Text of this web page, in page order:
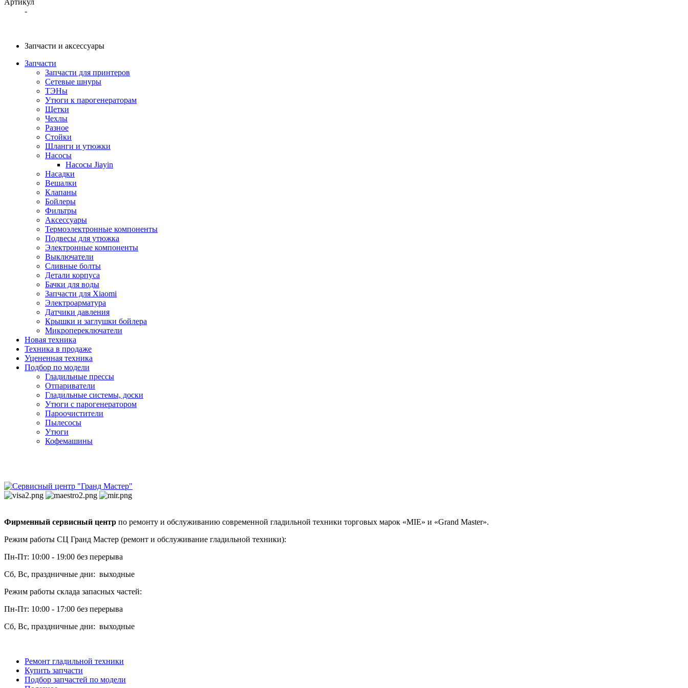
Артикул
-
Запчасти и аксессуары
Запчасти
Запчасти для принтеров
Сетевые шнуры
ТЭНы
Утюги к парогенераторам
Щетки
Чехлы
Разное
Стойки
Шланги и утюжки
Насосы
Насосы Jiayin
Насадки
Вешалки
Клапаны
Бойлеры
Фильтры
Аксессуары
Термоэлектронные компоненты
Подвесы для утюжка
Электронные компоненты
Выключатели
Сливные болты
Детали корпуса
Бачки для воды
Запчасти для Xiaomi
Электроарматура
Датчики давления
Крышки и заглушки бойлера
Микропереключатели
Новая техника
Техника в продаже
Уцененная техника
Подбор по модели
Гладильные прессы
Отпариватели
Гладильные системы, доски
Утюги с парогенератором
Пароочистители
Пылесосы
Утюги
Кофемашины
Фирменный сервисный центр по ремонту и обслуживанию современной гладильной техники торговых марок «MIE» и «Grand Master».
Режим работы СЦ Гранд Мастер (ремонт и обслуживание гладильной техники):
Пн-Пт: 10:00 - 19:00 без перерыва
Сб, Вс, праздничные дни: выходные
Режим работы склада запасных частей:
Пн-Пт: 10:00 - 17:00 без перерыва
Сб, Вс, праздничные дни: выходные
Ремонт гладильной техники
Купить запчасти
Подбор запчастей по модели